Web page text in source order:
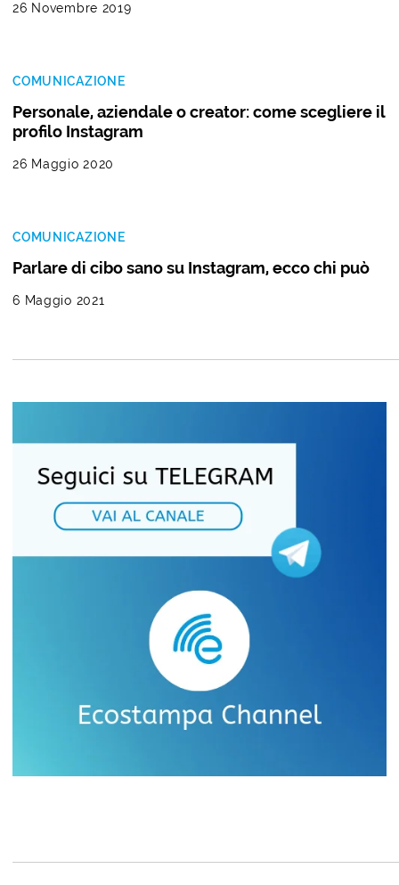
26 Novembre 2019
COMUNICAZIONE
Personale, aziendale o creator: come scegliere il
profilo Instagram
26 Maggio 2020
COMUNICAZIONE
Parlare di cibo sano su Instagram, ecco chi può
6 Maggio 2021